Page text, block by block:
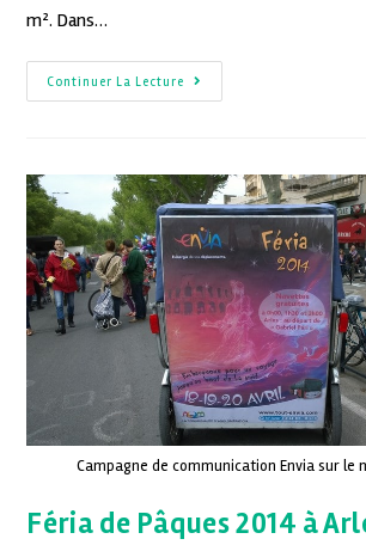
m². Dans…
Continuer La Lecture
Campagne de communication Envia sur le
Féria de Pâques 2014 à